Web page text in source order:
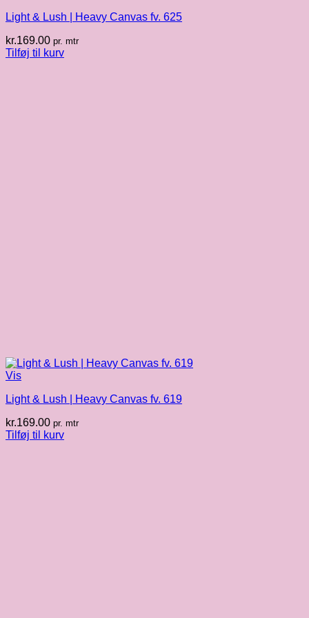
Light & Lush | Heavy Canvas fv. 625
kr.169.00 pr. mtr
Tilføj til kurv
Vis
Light & Lush | Heavy Canvas fv. 619
kr.169.00 pr. mtr
Tilføj til kurv